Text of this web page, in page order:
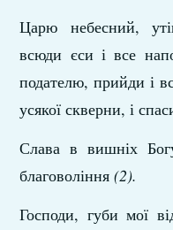
Царю небесний,
всюди єси і все
подателю, прийди і
усякої скверни, і
Слава в вишніх
благовоління(2).
Господи, губи мої